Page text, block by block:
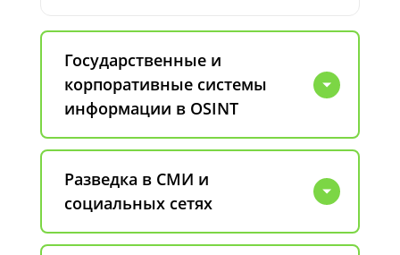
Государственные и
корпоративные системы
информации в OSINT
Разведка в СМИ и
социальных сетях